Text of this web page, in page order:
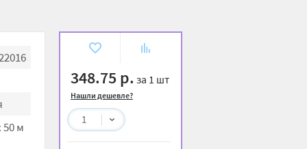
348.75 р. за 1 шт
Нашли дешевле?
1
50 м